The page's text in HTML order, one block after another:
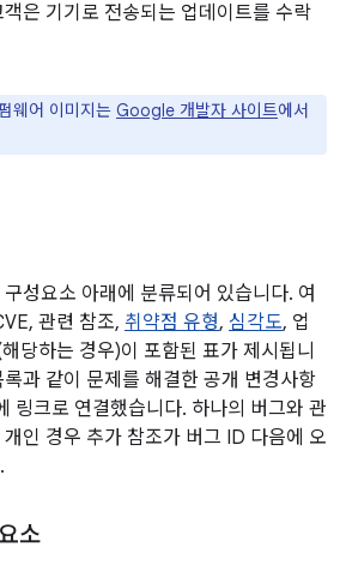
은 기기로 전송되는 업데이트를 수락
웨어 이미지는 Google 개발자 사이트에서
성요소 아래에 분류되어 있습니다. 여
관련 참조, 취약점 유형, 심각도, 업
당하는 경우)이 포함된 표가 제시됩니
과 같이 문제를 해결한 공개 변경사항
링크로 연결했습니다. 하나의 버그와 관
인 경우 추가 참조가 버그 ID 다음에 오
소